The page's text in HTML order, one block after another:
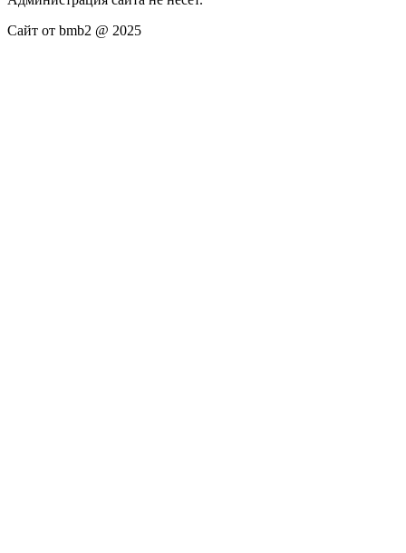
Сайт от bmb2 @ 2025